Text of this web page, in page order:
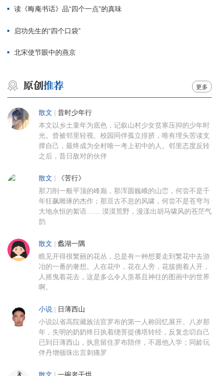
读《晦庵书话》品“四个一点”的真味
启功先生的“四个口袋”
北宋使节眼中的燕京
更多
散文 昔时少年行
本文以乡土童年为底色，记叙山村少女贫寒压抑的少年时
光。曾被邻里轻视、校园同伴孤立排挤，唯有埋头苦读支
撑自己，最终成为全村唯一考上初中的人。邻里态度反转
之后，昔日敌对的伙伴
散文 《苦行》
那刀削一般平顶的峰巅，那浑圆巍峨的山峦，何尝不是千
年狂飙雕琢的杰作；那亘古不息的风啸，何尝不是苍穹与
大地永恒的絮语…… 漠漠荒野，漫漾出胡马啸风的苍茫气
韵
散文 蠡湖一隅
瞧见开得很繁丽的花丛，总是有一种想要走到繁花中去游
冶的一番的奢想。人在花中，花在人旁，花簇拥着人开，
人摇曳着花去，这是多么令人羡慕且神往的图画中的世界
啊。
小说 日薄西山
小说以省高院藏族法官罗布的第一人称回忆展开。八岁那
年，失明的奶奶终日执着绕菩提佛塔转经，反复念叨自己
已到日薄西山，执意留住罗布陪伴，不愿他入学；同龄玩
伴丹增顿珠出言刺痛罗